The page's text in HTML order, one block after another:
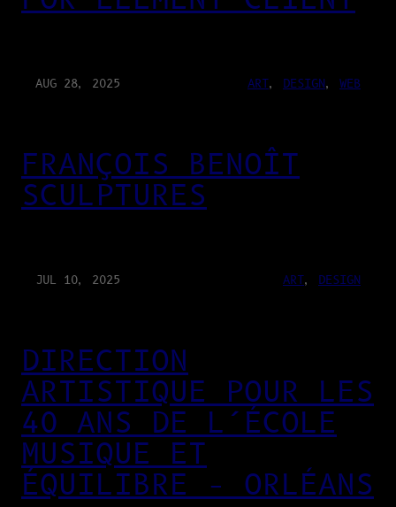
AUG 28, 2025 ART, DESIGN, WEB
FRANÇOIS BENOÎT
SCULPTURES
JUL 10, 2025 ART, DESIGN
DIRECTION
ARTISTIQUE POUR LES
40 ANS DE L’ÉCOLE
MUSIQUE ET
ÉQUILIBRE – ORLÉANS